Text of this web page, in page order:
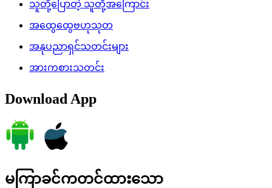
သူတို့ပြောတဲ့ သူတို့အကြောင်း
အထွေထွေဗဟုသုတ
အနုပညာရှင်သတင်းများ
အားကစားသတင်း
Download App
မကြာခင်ကတင်ထားသော